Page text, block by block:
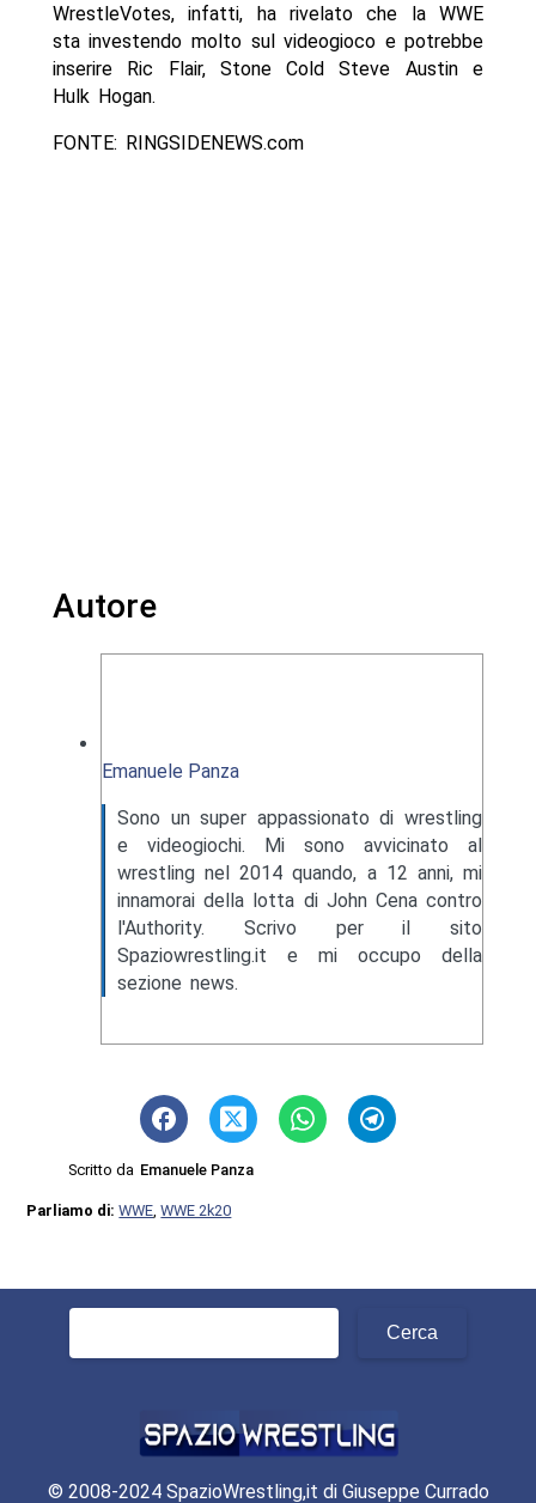
WrestleVotes, infatti, ha rivelato che la WWE
sta investendo molto sul videogioco e potrebbe
inserire Ric Flair, Stone Cold Steve Austin e
Hulk Hogan.
FONTE: RINGSIDENEWS.com
Autore
Emanuele Panza
Sono un super appassionato di wrestling
e videogiochi. Mi sono avvicinato al
wrestling nel 2014 quando, a 12 anni, mi
innamorai della lotta di John Cena contro
l'Authority. Scrivo per il sito
Spaziowrestling.it e mi occupo della
sezione news.
Scritto da Emanuele Panza
Parliamo di:WWE ,WWE 2k20
© 2008-2024 SpazioWrestling,it di Giuseppe Currado